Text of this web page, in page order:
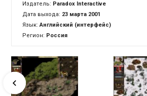
Издатель: Paradox Interactive
Дата выхода: 23 марта 2001
Язык:Английский (интерфейс)
Регион: Россия